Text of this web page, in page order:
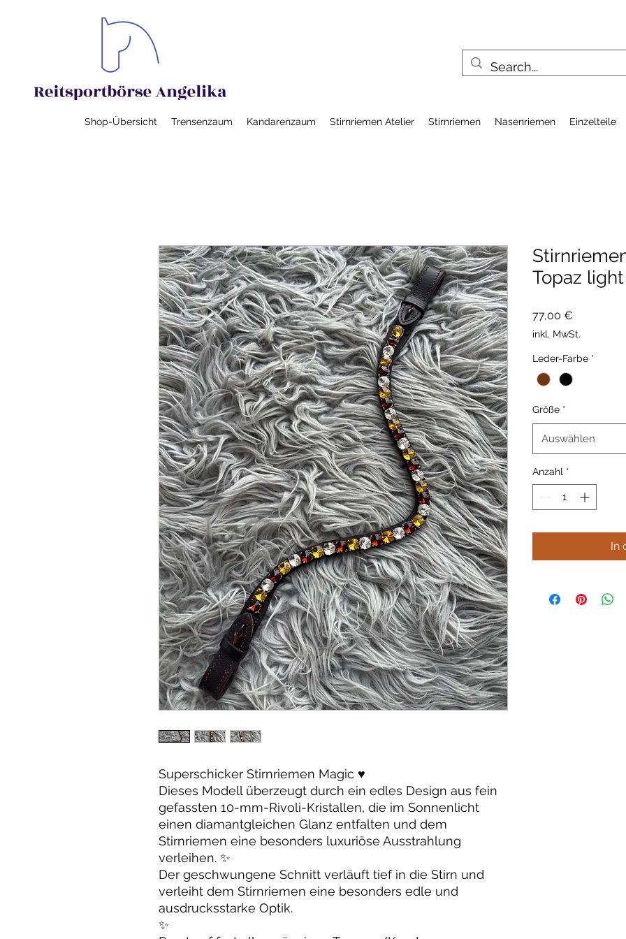
Shop-Übersicht Trensenzaum Kandarenzaum Stirnriemen Atelier Stirnriemen Nasenriemen Einzelteile
Superschicker Stirnriemen Magic ♥️
Dieses Modell überzeugt durch ein edles Design aus fein
gefassten 10-mm-Rivoli-Kristallen, die im Sonnenlicht
einen diamantgleichen Glanz entfalten und dem
Stirnriemen eine besonders luxuriöse Ausstrahlung
verleihen. ✨
Der geschwungene Schnitt verläuft tief in die Stirn und
verleiht dem Stirnriemen eine besonders edle und
ausdrucksstarke Optik.
✨
Topaz
77,00 €
inkl. MwSt.
Leder-Farbe *
Größe *
Auswählen
Anzahl *
In